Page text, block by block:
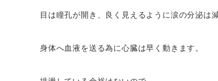
目は瞳孔が開き、良く見えるように涙の分泌は
身体へ血液を送る為に心臓は早く動きます。